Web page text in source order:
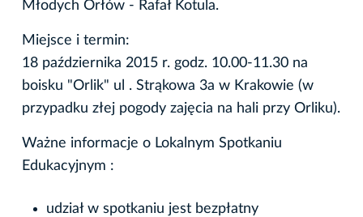
Młodych Orłów - Rafał Kotula.
Miejsce i termin:
18 października 2015 r. godz. 10.00-11.30 na
boisku "Orlik" ul . Strąkowa 3a w Krakowie (w
przypadku złej pogody zajęcia na hali przy Orliku).
Ważne informacje o Lokalnym Spotkaniu
Edukacyjnym :
udział w spotkaniu jest bezpłatny